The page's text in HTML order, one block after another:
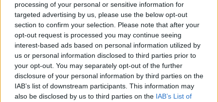
processing of your personal or sensitive information for
targeted advertising by us, please use the below opt-out
section to confirm your selection. Please note that after your
opt-out request is processed you may continue seeing
interest-based ads based on personal information utilized by
us or personal information disclosed to third parties prior to
your opt-out. You may separately opt-out of the further
disclosure of your personal information by third parties on the
IAB’s list of downstream participants. This information may
also be disclosed by us to third parties on the IAB’s List of
Recomandările noastre